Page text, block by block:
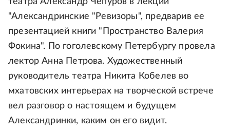
"Александринские "Ревизоры", предварив ее
презентацией книги "Пространство Валерия
Фокина". По гоголевскому Петербургу провела
лектор Анна Петрова. Художественный
руководитель театра Никита Кобелев во
мхатовских интерьерах на творческой встрече
вел разговор о настоящем и будущем
Александринки, каким он его видит.